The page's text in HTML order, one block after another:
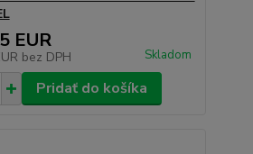
EUR
bez DPH Skladom
Pridať do košíka